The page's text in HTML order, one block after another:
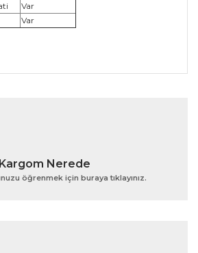
Var
Var
resim, ürün açıklamalarında ve
eksik bilgiler bulunuyor.
Kargom Nerede
öğrenmek için buraya tıklayınız.